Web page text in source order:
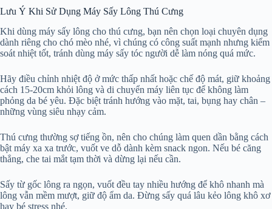
Lưu Ý Khi Sử Dụng Máy Sấy Lông Thú Cưng
Khi dùng máy sấy lông cho thú cưng, bạn nên chọn loại chuyên dụng
dành riêng cho chó mèo nhé, vì chúng có công suất mạnh nhưng kiểm
soát nhiệt tốt, tránh dùng máy sấy tóc người dễ làm nóng quá mức.
Hãy điều chỉnh nhiệt độ ở mức thấp nhất hoặc chế độ mát, giữ khoảng
cách 15-20cm khỏi lông và di chuyển máy liên tục để không làm
phỏng da bé yêu. Đặc biệt tránh hướng vào mặt, tai, bụng hay chân –
những vùng siêu nhạy cảm.
Thú cưng thường sợ tiếng ồn, nên cho chúng làm quen dần bằng cách
bật máy xa xa trước, vuốt ve dỗ dành kèm snack ngon. Nếu bé căng
thẳng, che tai mắt tạm thời và dừng lại nếu cần.
Sấy từ gốc lông ra ngọn, vuốt đều tay nhiều hướng để khô nhanh mà
lông vẫn mềm mượt, giữ độ ẩm da. Đừng sấy quá lâu kẻo lông khô xơ
hay bé stress nhé.